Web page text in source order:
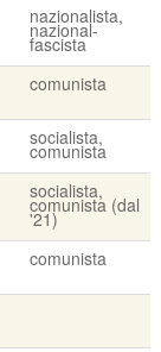
nazionalista,
nazional-
fascista
comunista
socialista,
comunista
socialista,
comunista (dal
'21)
comunista